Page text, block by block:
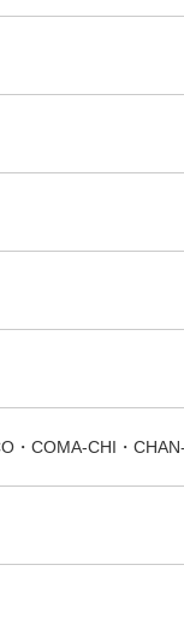
COMA-CHI・